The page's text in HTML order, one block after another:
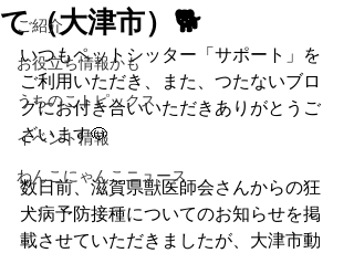
ご紹介
お役立ち情報かも
うちのこトピックス
イベント情報
わんこにゃんこニュース
て（大津市）🐕
いつもペットシッター「サポート」を
ご利用いただき、また、つたないブロ
グにお付き合いいただきありがとうご
ざいます🐶
数日前、滋賀県獣医師会さんからの狂
犬病予防接種についてのお知らせを掲
載させていただきましたが、大津市動